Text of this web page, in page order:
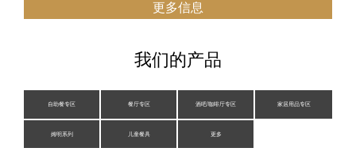
更多信息
我们的产品
自助餐专区 餐厅专区 酒吧/咖啡厅专区 家居用品专区
姆明系列 儿童餐具 更多